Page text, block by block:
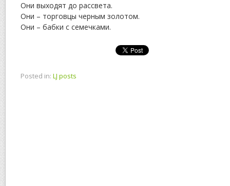
Они выходят до рассвета.
Они – торговцы черным золотом.
Они – бабки с семечками.
Posted in: LJ posts